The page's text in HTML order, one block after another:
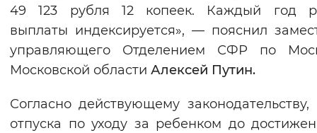
49 123 рубля 12 копеек. Каждый год
выплаты индексируется», — пояснил
управляющего Отделением СФР по
Московской области Алексей Путин.
Согласно действующему
отпуска по уходу за ребенком до